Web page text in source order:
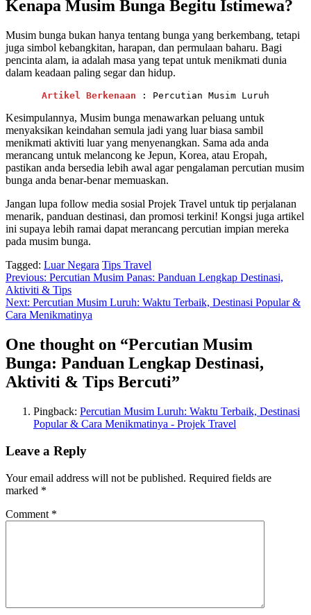
Kenapa Musim Bunga Begitu Istimewa?
Musim bunga bukan hanya tentang bunga yang berkembang, tetapi
juga simbol kebangkitan, harapan, dan permulaan baharu. Bagi
pencinta alam, ia adalah masa yang tepat untuk menikmati dunia
dalam keadaan paling segar dan hidup.
Artikel Berkenaan : Percutian Musim Luruh
Kesimpulannya, Musim bunga menawarkan peluang untuk
menyaksikan keindahan semula jadi yang luar biasa sambil
menikmati aktiviti luar yang menyenangkan. Sama ada anda
merancang untuk melancong ke Jepun, Korea, atau Eropah,
pastikan anda bersedia lebih awal agar pengalaman percutian musim
bunga anda benar-benar memuaskan.
Jangan lupa follow media sosial Projek Travel untuk tip perjalanan
menarik, panduan destinasi, dan promosi terkini! Kongsi juga artikel
ini supaya lebih ramai dapat merancang percutian impian mereka
pada musim bunga.
Tagged: Luar Negara Tips Travel
Post
navigation
Previous: Percutian Musim Panas: Panduan Lengkap Destinasi,
Aktiviti & Tips
Next: Percutian Musim Luruh: Waktu Terbaik, Destinasi Popular &
Cara Menikmatinya
One thought on “Percutian Musim
Bunga: Panduan Lengkap Destinasi,
Aktiviti & Tips Bercuti”
Pingback: Percutian Musim Luruh: Waktu Terbaik, Destinasi
Popular & Cara Menikmatinya - Projek Travel
Leave a Reply
Your email address will not be published. Required fields are
marked *
Comment *